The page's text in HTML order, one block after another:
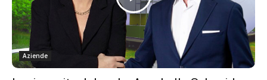
Aziende